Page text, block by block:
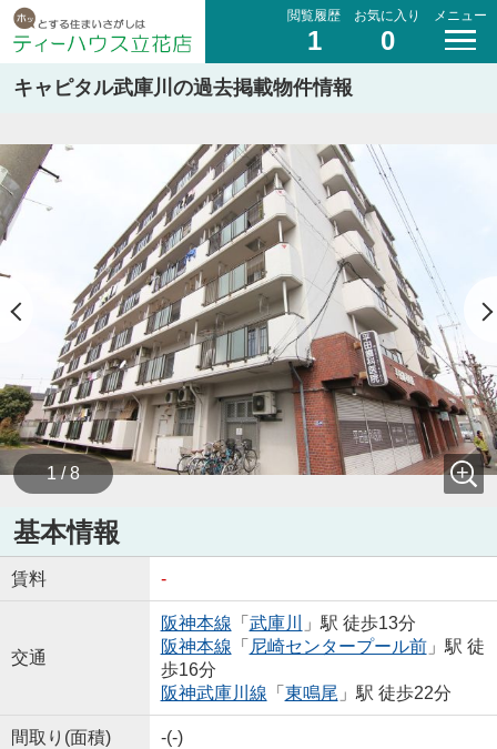
閲覧履歴
1
お気に入り
0
メニュー
キャピタル武庫川の過去掲載物件情報
1 / 8
基本情報
賃料 -
交通
阪神本線 「 武庫川
」駅 徒歩13分
阪神本線 「 尼崎センタープール前」駅 徒
歩16分
阪神武庫川線 「 東鳴尾 」駅 徒歩22分
間取り(面積) -(-)